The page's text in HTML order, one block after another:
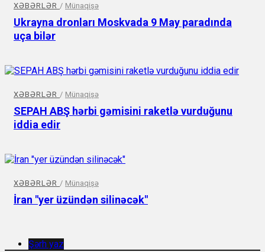
XƏBƏRLƏR / Münaqişə
Ukrayna dronları Moskvada 9 May paradında
uça bilər
XƏBƏRLƏR / Münaqişə
SEPAH ABŞ hərbi gəmisini raketlə vurduğunu
iddia edir
XƏBƏRLƏR / Münaqişə
İran "yer üzündən silinəcək"
Şərh yaz